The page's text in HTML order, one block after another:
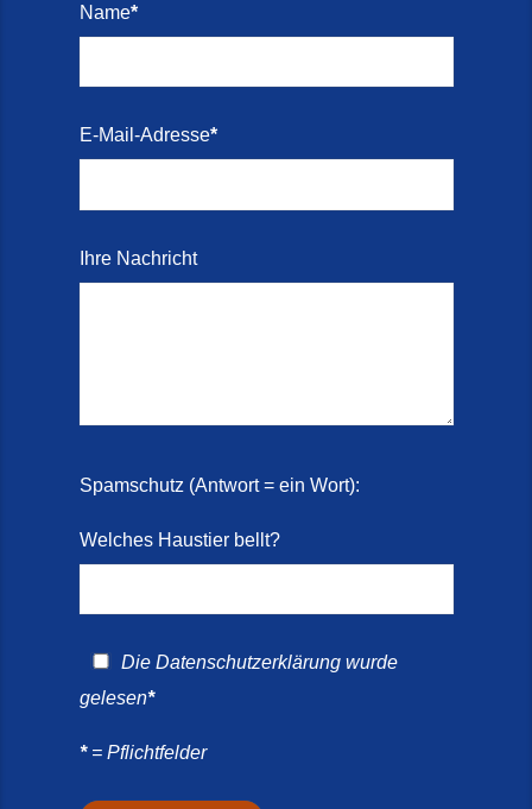
Name*
E-Mail-Adresse*
Ihre Nachricht
Spamschutz (Antwort = ein Wort):
Welches Haustier bellt?
Die Datenschutzerklärungwurde
gelesen*
*= Pflichtfelder